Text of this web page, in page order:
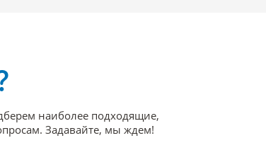
наиболее подходящие,
Задавайте, мы ждем!